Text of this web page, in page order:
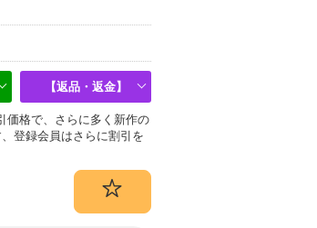
【返品・返金】
価格で、さらに多く新作の
登録会員はさらに割引を